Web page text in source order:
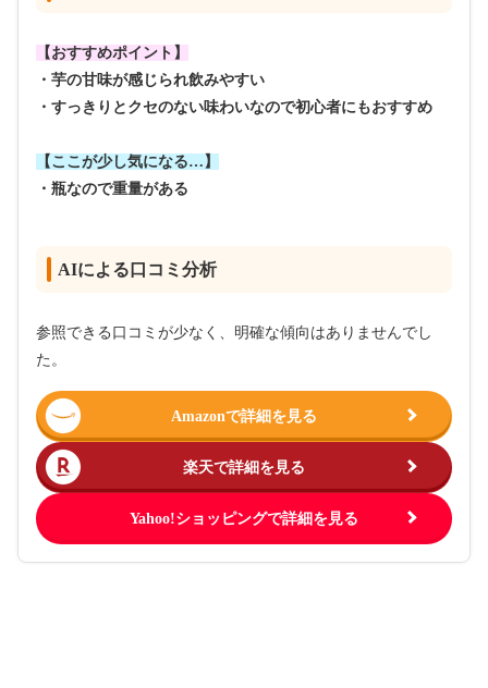
【おすすめポイント】
・芋の甘味が感じられ飲みやすい
・すっきりとクセのない味わいなので初心者にもおすすめ
【ここが少し気になる…】
・瓶なので重量がある
AIによる口コミ分析
参照できる口コミが少なく、明確な傾向はありませんでし
た。
Amazonで詳細を見る
楽天で詳細を見る
Yahoo!ショッピングで詳細を見る